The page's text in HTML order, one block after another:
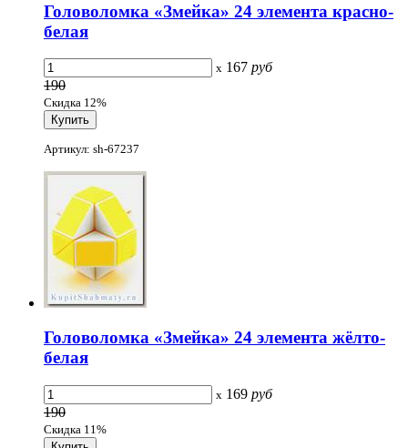
Головоломка «Змейка» 24 элемента красно-
белая
x 167 руб
190
Скидка 12%
Артикул: sh-67237
Головоломка «Змейка» 24 элемента жёлто-
белая
x 169 руб
190
Скидка 11%